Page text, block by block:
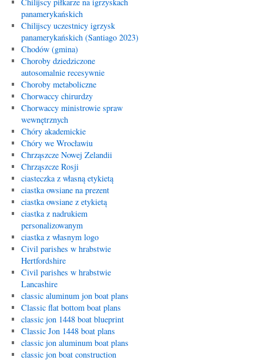
panamerykańskich
Chilijscy uczestnicy igrzysk
panamerykańskich (Santiago 2023)
Chodów (gmina)
Choroby dziedziczone
autosomalnie recesywnie
Choroby metaboliczne
Chorwaccy chirurdzy
Chorwaccy ministrowie spraw
wewnętrznych
Chóry akademickie
Chóry we Wrocławiu
Chrząszcze Nowej Zelandii
Chrząszcze Rosji
ciasteczka z własną etykietą
ciastka owsiane na prezent
ciastka owsiane z etykietą
ciastka z nadrukiem
personalizowanym
ciastka z własnym logo
Civil parishes w hrabstwie
Hertfordshire
Civil parishes w hrabstwie
Lancashire
classic aluminum jon boat plans
Classic flat bottom boat plans
classic jon 1448 boat blueprint
Classic Jon 1448 boat plans
classic jon aluminum boat plans
classic jon boat construction